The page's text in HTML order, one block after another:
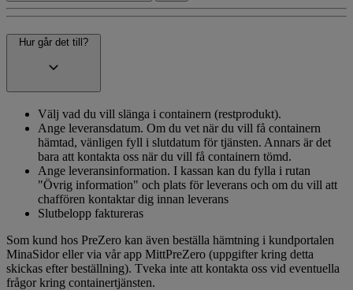
Hur går det till?
Välj vad du vill slänga i containern (restprodukt).
Ange leveransdatum. Om du vet när du vill få containern
hämtad, vänligen fyll i slutdatum för tjänsten. Annars är det
bara att kontakta oss när du vill få containern tömd.
Ange leveransinformation. I kassan kan du fylla i rutan
"Övrig information" och plats för leverans och om du vill att
chaffören kontaktar dig innan leverans
Slutbelopp faktureras
Som kund hos PreZero kan även beställa hämtning i kundportalen
MinaSidor eller via vår app MittPreZero (uppgifter kring detta
skickas efter beställning). Tveka inte att kontakta oss vid eventuella
frågor kring containertjänsten.